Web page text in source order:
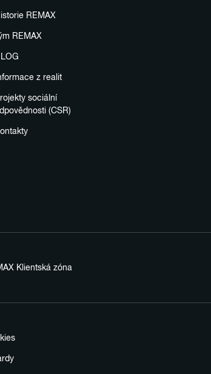
REMAX
REMAX
z realit
sociální
(CSR)
Klientská zóna